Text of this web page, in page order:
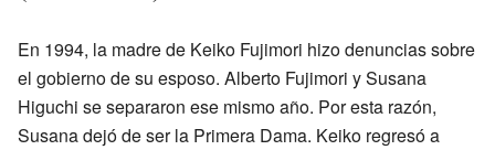
En 1994, la madre de Keiko Fujimori hizo denuncias sobre
el gobierno de su esposo. Alberto Fujimori y Susana
Higuchi se separaron ese mismo año. Por esta razón,
Susana dejó de ser la Primera Dama. Keiko regresó a